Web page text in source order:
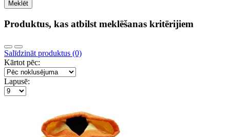
Produktus, kas atbilst meklēšanas kritērijiem
Salīdzināt produktus (0)
Kārtot pēc:
Lapusē: